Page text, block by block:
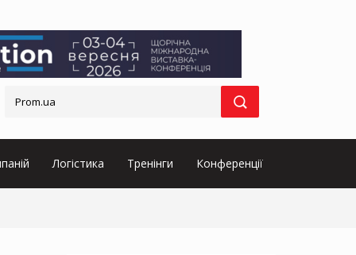
Логістика Тренінги Конференції